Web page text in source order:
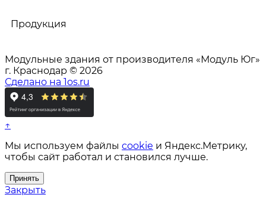
Продукция
Модульные здания от производителя «Модуль Юг»
г. Краснодар © 2026
Сделано на 1os.ru
↑
Мы используем файлы cookie и Яндекс.Метрику,
чтобы сайт работал и становился лучше.
Принять
Закрыть